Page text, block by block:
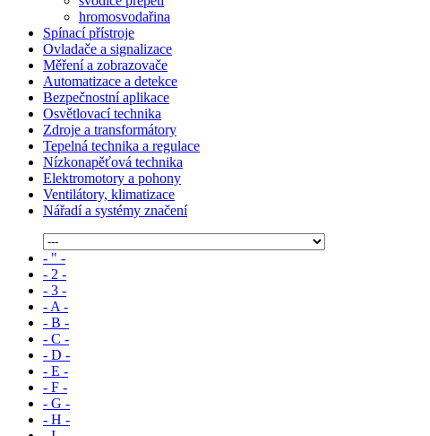
hromosvodařina
Spínací přístroje
Ovladače a signalizace
Měření a zobrazovače
Automatizace a detekce
Bezpečnostní aplikace
Osvětlovací technika
Zdroje a transformátory
Tepelná technika a regulace
Nízkonapěťová technika
Elektromotory a pohony
Ventilátory, klimatizace
Nářadí a systémy značení
- " -
- 2 -
- 3 -
- A -
- B -
- C -
- D -
- E -
- F -
- G -
- H -